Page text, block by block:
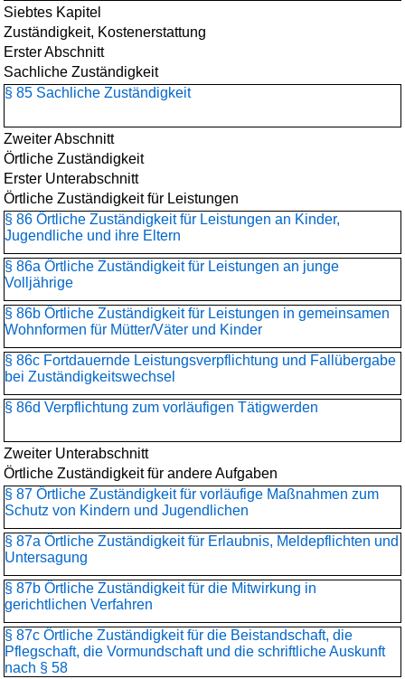
Siebtes Kapitel
Zuständigkeit, Kostenerstattung
Erster Abschnitt
Sachliche Zuständigkeit
§ 85 Sachliche Zuständigkeit
Zweiter Abschnitt
Örtliche Zuständigkeit
Erster Unterabschnitt
Örtliche Zuständigkeit für Leistungen
§ 86 Örtliche Zuständigkeit für Leistungen an Kinder,
Jugendliche und ihre Eltern
§ 86a Örtliche Zuständigkeit für Leistungen an junge
Volljährige
§ 86b Örtliche Zuständigkeit für Leistungen in gemeinsamen
Wohnformen für Mütter/Väter und Kinder
§ 86c Fortdauernde Leistungsverpflichtung und Fallübergabe
bei Zuständigkeitswechsel
§ 86d Verpflichtung zum vorläufigen Tätigwerden
Zweiter Unterabschnitt
Örtliche Zuständigkeit für andere Aufgaben
§ 87 Örtliche Zuständigkeit für vorläufige Maßnahmen zum
Schutz von Kindern und Jugendlichen
§ 87a Örtliche Zuständigkeit für Erlaubnis, Meldepflichten und
Untersagung
§ 87b Örtliche Zuständigkeit für die Mitwirkung in
gerichtlichen Verfahren
§ 87c Örtliche Zuständigkeit für die Beistandschaft, die
Pflegschaft, die Vormundschaft und die schriftliche Auskunft
nach § 58